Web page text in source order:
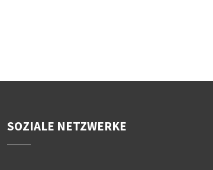
SOZIALE NETZWERKE